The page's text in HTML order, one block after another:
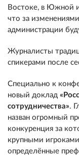
Востоке, в Южной
что за
администрации
Журналисты
спикерами после
Специально к
новый доклад
сотрудничества».
назван огромный
конкуренция за
крупными
определённые